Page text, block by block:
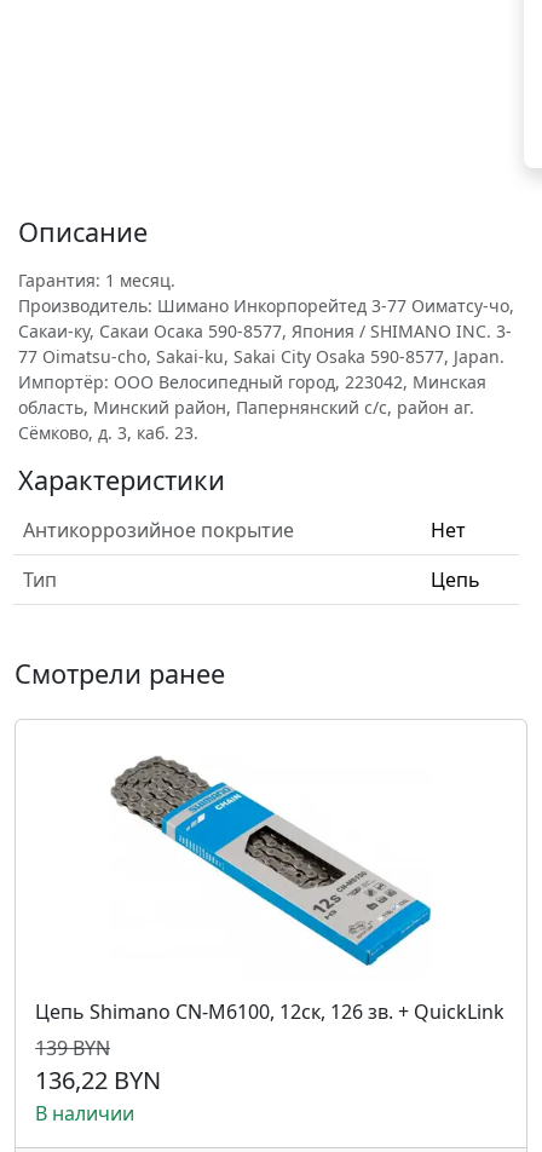
Описание
Гарантия: 1 месяц.
Производитель: Шимано Инкорпорейтед 3-77 Оиматсу-чо,
Сакаи-ку, Сакаи Осака 590-8577, Япония / SHIMANO INC. 3-
77 Oimatsu-cho, Sakai-ku, Sakai City Osaka 590-8577, Japan.
Импортёр: ООО Велосипедный город, 223042, Минская
область, Минский район, Папернянский с/с, район аг.
Сёмково, д. 3, каб. 23.
Характеристики
Антикоррозийное покрытие
Нет
Тип
Цепь
Смотрели ранее
Цепь Shimano CN-M6100, 12ск, 126 зв. + QuickLink
139 BYN
136,22 BYN
В наличии